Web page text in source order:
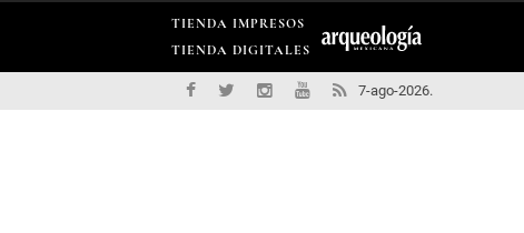
TIENDA IMPRESOS
TIENDA DIGITALES
7-ago-2026.